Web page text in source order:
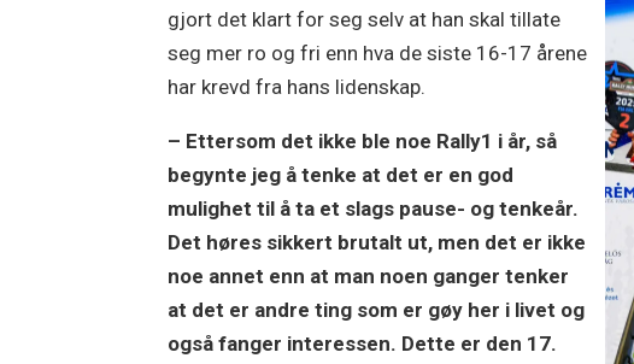
gjort det klart for seg selv at han skal tillate
seg mer ro og fri enn hva de siste 16-17 årene
har krevd fra hans lidenskap.
– Ettersom det ikke ble noe Rally1 i år, så
begynte jeg å tenke at det er en god
mulighet til å ta et slags pause- og tenkeår.
Det høres sikkert brutalt ut, men det er ikke
noe annet enn at man noen ganger tenker
at det er andre ting som er gøy her i livet og
også fanger interessen. Dette er den 17.